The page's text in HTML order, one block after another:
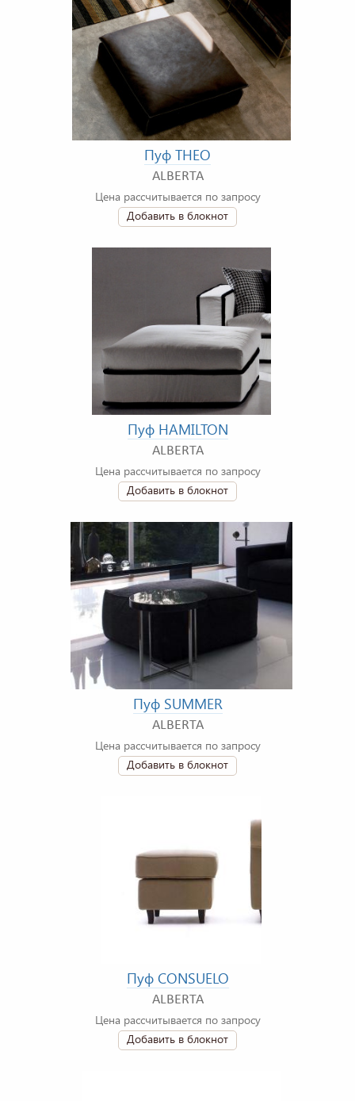
Пуф THEO
ALBERTA
Цена рассчитывается по запросу
Добавить в блокнот
Пуф HAMILTON
ALBERTA
Цена рассчитывается по запросу
Добавить в блокнот
Пуф SUMMER
ALBERTA
Цена рассчитывается по запросу
Добавить в блокнот
Пуф CONSUELO
ALBERTA
Цена рассчитывается по запросу
Добавить в блокнот